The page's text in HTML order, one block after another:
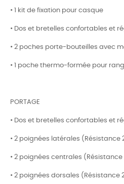
• 1 kit de fixation pour casque
• Dos et bretelles confortables et
• 2 poches porte-bouteilles avec
• 1 poche thermo-formée pour
PORTAGE
• Dos et bretelles confortables et
• 2 poignées latérales (Résistance
• 2 poignées centrales (Résistance
• 2 poignées dorsales (Résistance